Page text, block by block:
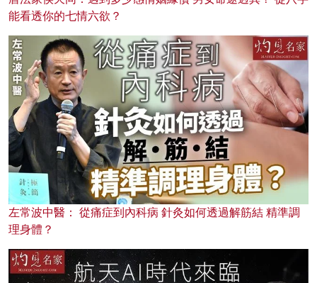
能看透你的七情六欲？
左常波中醫： 從痛症到內科病 針灸如何透過解筋結 精準調
理身體？